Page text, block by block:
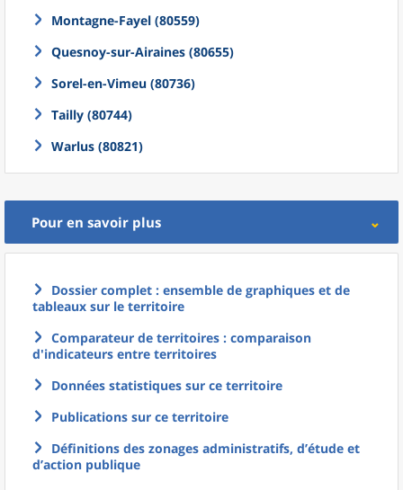
Montagne-Fayel (80559)
Quesnoy-sur-Airaines (80655)
Sorel-en-Vimeu (80736)
Tailly (80744)
Warlus (80821)
Pour en savoir plus
Dossier complet : ensemble de graphiques et de
tableaux sur le territoire
Comparateur de territoires : comparaison
d'indicateurs entre territoires
Données statistiques sur ce territoire
Publications sur ce territoire
Définitions des zonages administratifs, d’étude et
d’action publique